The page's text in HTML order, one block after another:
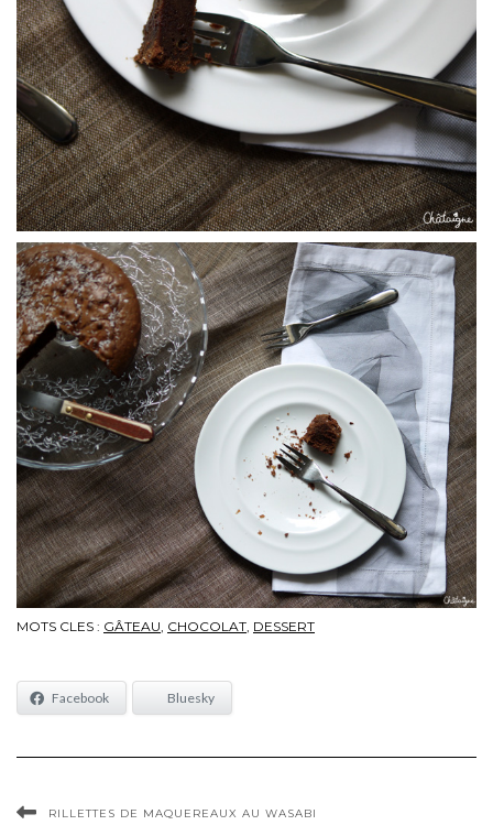
MOTS CLES : GÂTEAU CHOCOLAT DESSERT
Facebook Bluesky
RILLETTES DE MAQUEREAUX AU WASABI